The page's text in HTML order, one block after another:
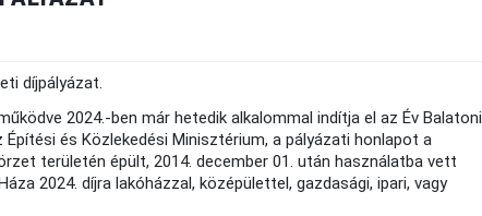
díjpályázat.
2024.-ben már hetedik alkalommal indítja el az Év Balatoni
és Közlekedési Minisztérium, a pályázati honlapot a
területén épült, 2014. december 01. után használatba vett
2024. díjra lakóházzal, középülettel, gazdasági, ipari, vagy